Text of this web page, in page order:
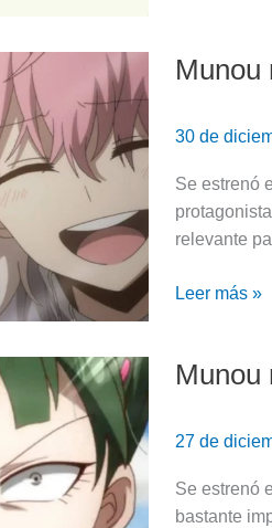
Munou
30 de
Se estrenó
relevante
Munou
Episodio
12
(Review)
Leer más »
Munou
27 de
Se estrenó
bastante
Munou
Episodio
11
(Review)